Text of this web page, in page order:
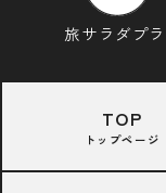
旅サラダプ
TOP
トップページ